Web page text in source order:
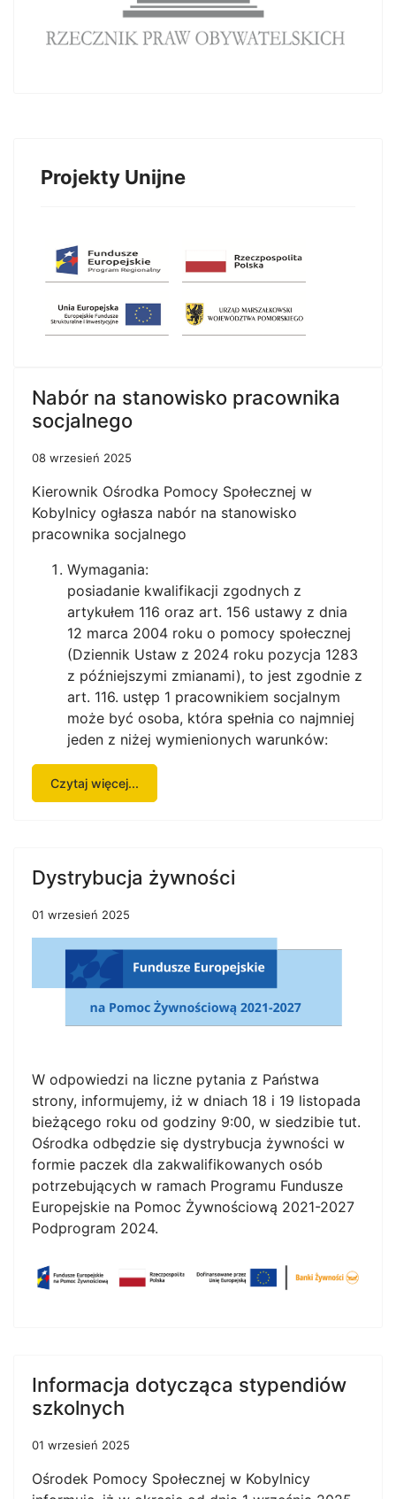
Projekty Unijne
Nabór na stanowisko pracownika
socjalnego
08 wrzesień 2025
Kierownik Ośrodka Pomocy Społecznej w
Kobylnicy ogłasza nabór na stanowisko
pracownika socjalnego
Wymagania:
posiadanie kwalifikacji zgodnych z
artykułem 116 oraz art. 156 ustawy z dnia
12 marca 2004 roku o pomocy społecznej
(Dziennik Ustaw z 2024 roku pozycja 1283
z późniejszymi zmianami), to jest zgodnie z
art. 116. ustęp 1 pracownikiem socjalnym
może być osoba, która spełnia co najmniej
jeden z niżej wymienionych warunków:
Czytaj więcej...
Dystrybucja żywności
01 wrzesień 2025
W odpowiedzi na liczne pytania z Państwa
strony, informujemy, iż w dniach 18 i 19 listopada
bieżącego roku od godziny 9:00, w siedzibie tut.
Ośrodka odbędzie się dystrybucja żywności w
formie paczek dla zakwalifikowanych osób
potrzebujących w ramach Programu Fundusze
Europejskie na Pomoc Żywnościową 2021-2027
Podprogram 2024.
Informacja dotycząca stypendiów
szkolnych
01 wrzesień 2025
Ośrodek Pomocy Społecznej w Kobylnicy